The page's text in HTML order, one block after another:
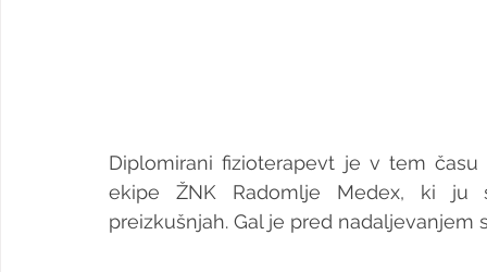
Diplomirani fizioterapevt je v tem
ekipe ŽNK Radomlje Medex, ki ju
preizkušnjah. Gal je pred